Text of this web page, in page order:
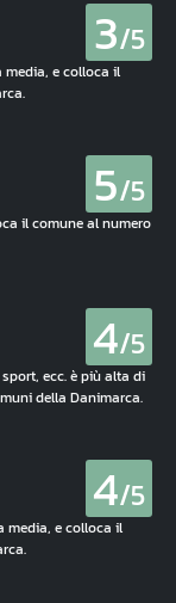
3/5
media, e colloca il
5/5
il comune al numero
4/5
ecc. è più alta di
della Danimarca.
4/5
media, e colloca il